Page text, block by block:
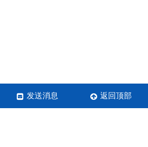
发送消息 返回顶部